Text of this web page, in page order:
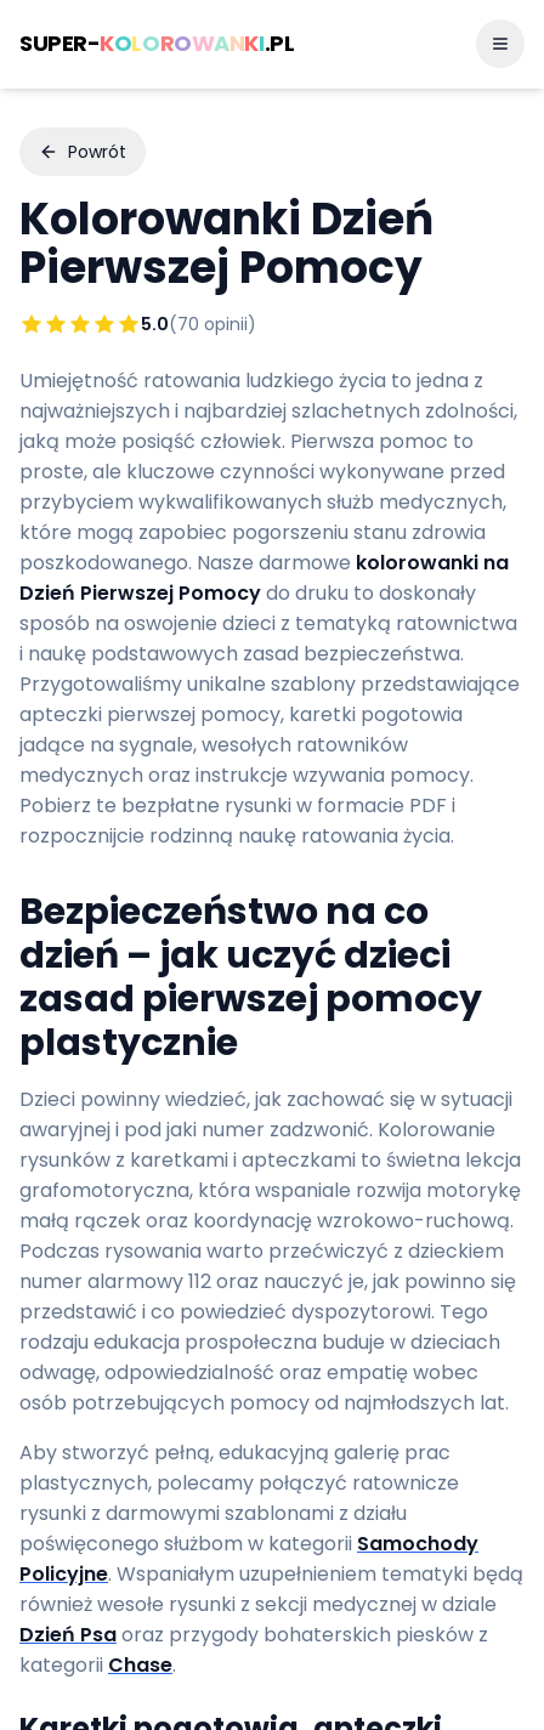
SUPER-KOLOROWANKI.PL
Powrót
Kolorowanki Dzień
Pierwszej Pomocy
5.0(70 opinii)
Umiejętność ratowania ludzkiego życia to jedna z
najważniejszych i najbardziej szlachetnych zdolności,
jaką może posiąść człowiek. Pierwsza pomoc to
proste, ale kluczowe czynności wykonywane przed
przybyciem wykwalifikowanych służb medycznych,
które mogą zapobiec pogorszeniu stanu zdrowia
poszkodowanego. Nasze darmowe kolorowanki na
Dzień Pierwszej Pomocydo druku to doskonały
sposób na oswojenie dzieci z tematyką ratownictwa
i naukę podstawowych zasad bezpieczeństwa.
Przygotowaliśmy unikalne szablony przedstawiające
apteczki pierwszej pomocy, karetki pogotowia
jadące na sygnale, wesołych ratowników
medycznych oraz instrukcje wzywania pomocy.
Pobierz te bezpłatne rysunki w formacie PDF i
rozpocznijcie rodzinną naukę ratowania życia.
Bezpieczeństwo na co
dzień – jak uczyć dzieci
zasad pierwszej pomocy
plastycznie
Dzieci powinny wiedzieć, jak zachować się w sytuacji
awaryjnej i pod jaki numer zadzwonić. Kolorowanie
rysunków z karetkami i apteczkami to świetna lekcja
grafomotoryczna, która wspaniale rozwija motorykę
małą rączek oraz koordynację wzrokowo-ruchową.
Podczas rysowania warto przećwiczyć z dzieckiem
numer alarmowy 112 oraz nauczyć je, jak powinno się
przedstawić i co powiedzieć dyspozytorowi. Tego
rodzaju edukacja prospołeczna buduje w dzieciach
odwagę, odpowiedzialność oraz empatię wobec
osób potrzebujących pomocy od najmłodszych lat.
Aby stworzyć pełną, edukacyjną galerię prac
plastycznych, polecamy połączyć ratownicze
rysunki z darmowymi szablonami z działu
poświęconego służbom w kategorii Samochody
Policyjne. Wspaniałym uzupełnieniem tematyki będą
również wesołe rysunki z sekcji medycznej w dziale
Dzień Psaoraz przygody bohaterskich piesków z
kategorii Chase.